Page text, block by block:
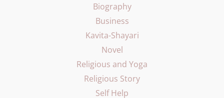
Biography
Business
Kavita-Shayari
Novel
Religious and Yoga
Religious Story
Self Help